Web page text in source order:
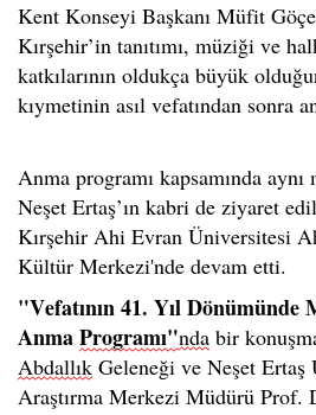
Kent Konseyi Başkanı Müfit
Kırşehir’in tanıtımı, müziği ve
katkılarının oldukça büyük
kıymetinin asıl vefatından sonra
Anma programı kapsamında aynı
Neşet Ertaş’ın kabri de ziyaret
Kırşehir Ahi Evran Üniversitesi
Kültür Merkezi'nde devam etti.
"Vefatının 41. Yıl Dönümünde
AnmaProgramı"nda bir
Abdallık Geleneği ve Neşet Ertaş
Araştırma Merkezi Müdürü Prof.